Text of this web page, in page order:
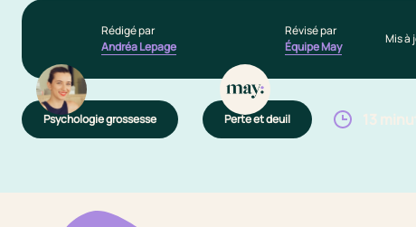
Rédigé par
Andréa Lepage
Révisé par
Équipe May
Mis à
Psychologie grossesse Perte et deuil 13